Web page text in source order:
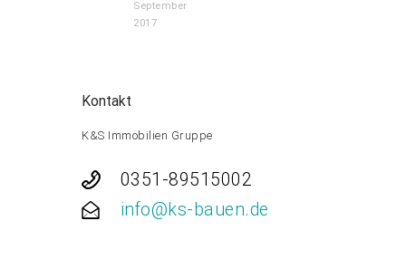
September
2017
Kontakt
K&S Immobilien Gruppe
0351-89515002
info@ks-bauen.de